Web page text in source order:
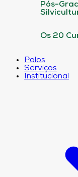
Pós-
Os 20
Polos
Serviços
Institucional